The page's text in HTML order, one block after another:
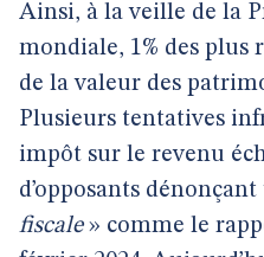
Ainsi, à la veille de la
mondiale, 1% des plus
de la valeur des
Plusieurs tentatives
impôt sur le revenu
d’opposants dénonçant
fiscale» comme le